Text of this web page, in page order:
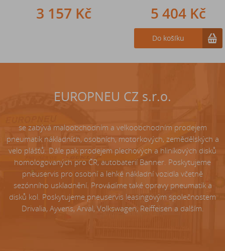
3 157 Kč 5 404 Kč
Do košíku
242 Kč
Do košíku
EUROPNEU CZ s.r.o.
se zabývá maloobchodním a velkoobchodním prodejem
pneumatik nákladních, osobních, motorkových, zemědělských a
velo plášťů. Dále pak prodejem plechových a hliníkových disků
homologovaných pro ČR, autobaterií Banner. Poskytujeme
pneuservis pro osobní a lehké nákladní vozidla včetně
sezónního uskladnění. Provádíme také opravy pneumatik a
disků kol. Poskytujeme pneuservis leasingovým společnostem
Drivalia, Ayvens, Arval, Volkswagen, Reiffeisen a dalším.